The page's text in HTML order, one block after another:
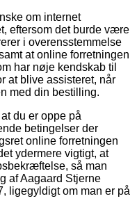
om internet
eftersom det burde være
i overensstemmelse
at online forretningen
har nøje kendskab til
at blive assisteret, når
med din bestilling.
du er oppe på
betingelser der
online forretningen
ydermere vigtigt, at
så man
af Aagaard Stjerne
ligegyldigt om man er på